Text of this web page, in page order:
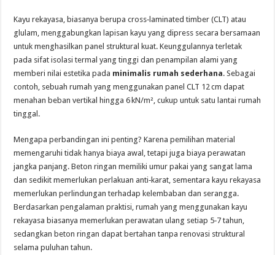
Kayu rekayasa, biasanya berupa cross‑laminated timber (CLT) atau
glulam, menggabungkan lapisan kayu yang dipress secara bersamaan
untuk menghasilkan panel struktural kuat. Keunggulannya terletak
pada sifat isolasi termal yang tinggi dan penampilan alami yang
memberi nilai estetika pada minimalis rumah sederhana. Sebagai
contoh, sebuah rumah yang menggunakan panel CLT 12 cm dapat
menahan beban vertikal hingga 6 kN/m², cukup untuk satu lantai rumah
tinggal.
Mengapa perbandingan ini penting? Karena pemilihan material
memengaruhi tidak hanya biaya awal, tetapi juga biaya perawatan
jangka panjang. Beton ringan memiliki umur pakai yang sangat lama
dan sedikit memerlukan perlakuan anti‑karat, sementara kayu rekayasa
memerlukan perlindungan terhadap kelembaban dan serangga.
Berdasarkan pengalaman praktisi, rumah yang menggunakan kayu
rekayasa biasanya memerlukan perawatan ulang setiap 5‑7 tahun,
sedangkan beton ringan dapat bertahan tanpa renovasi struktural
selama puluhan tahun.